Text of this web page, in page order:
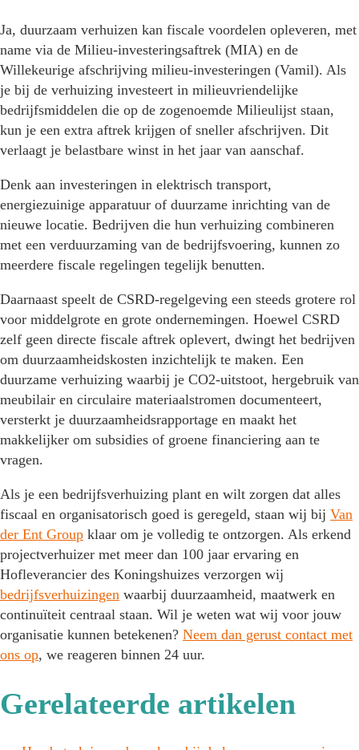
Ja, duurzaam verhuizen kan fiscale voordelen opleveren, met
name via de Milieu-investeringsaftrek (MIA) en de
Willekeurige afschrijving milieu-investeringen (Vamil). Als
je bij de verhuizing investeert in milieuvriendelijke
bedrijfsmiddelen die op de zogenoemde Milieulijst staan,
kun je een extra aftrek krijgen of sneller afschrijven. Dit
verlaagt je belastbare winst in het jaar van aanschaf.
Denk aan investeringen in elektrisch transport,
energiezuinige apparatuur of duurzame inrichting van de
nieuwe locatie. Bedrijven die hun verhuizing combineren
met een verduurzaming van de bedrijfsvoering, kunnen zo
meerdere fiscale regelingen tegelijk benutten.
Daarnaast speelt de CSRD-regelgeving een steeds grotere rol
voor middelgrote en grote ondernemingen. Hoewel CSRD
zelf geen directe fiscale aftrek oplevert, dwingt het bedrijven
om duurzaamheidskosten inzichtelijk te maken. Een
duurzame verhuizing waarbij je CO2-uitstoot, hergebruik van
meubilair en circulaire materiaalstromen documenteert,
versterkt je duurzaamheidsrapportage en maakt het
makkelijker om subsidies of groene financiering aan te
vragen.
Als je een bedrijfsverhuizing plant en wilt zorgen dat alles
fiscaal en organisatorisch goed is geregeld, staan wij bij Van
der Ent Group klaar om je volledig te ontzorgen. Als erkend
projectverhuizer met meer dan 100 jaar ervaring en
Hofleverancier des Koningshuizes verzorgen wij
bedrijfsverhuizingen waarbij duurzaamheid, maatwerk en
continuïteit centraal staan. Wil je weten wat wij voor jouw
organisatie kunnen betekenen? Neem dan gerust contact met
ons op, we reageren binnen 24 uur.
Gerelateerde artikelen